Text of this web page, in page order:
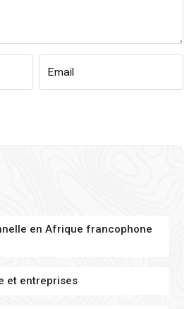
en Afrique francophone
et entreprises